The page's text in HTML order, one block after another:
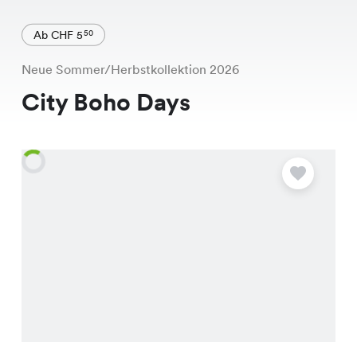
Ab CHF 550
Neue Sommer/Herbstkollektion 2026
City Boho Days